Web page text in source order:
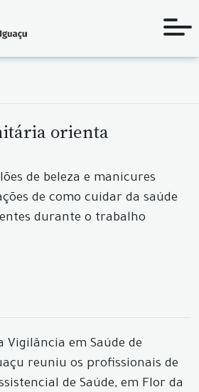
orienta
de beleza e manicures
de como cuidar da saúde
durante o trabalho
Vigilância em Saúde de
reuniu os profissionais de
de Saúde, em Flor da